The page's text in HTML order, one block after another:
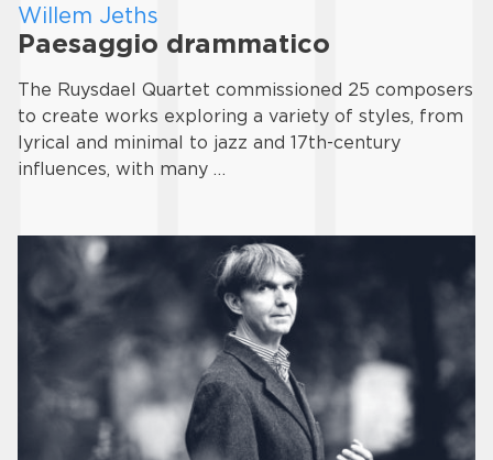
Willem Jeths
Paesaggio drammatico
The Ruysdael Quartet commissioned 25 composers
to create works exploring a variety of styles, from
lyrical and minimal to jazz and 17th-century
influences, with many …